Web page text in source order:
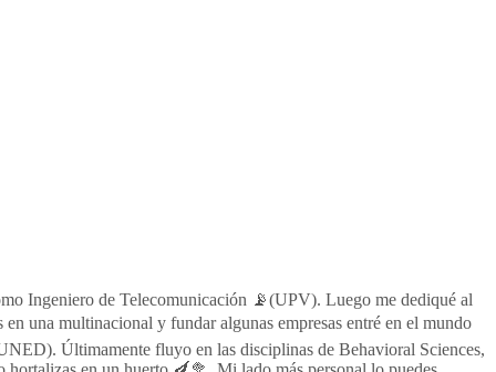
Ingeniero de Telecomunicación 📡(UPV). Luego me dediqué al
una multinacional y fundar algunas empresas entré en el mundo
Últimamente fluyo en las disciplinas de Behavioral Sciences,